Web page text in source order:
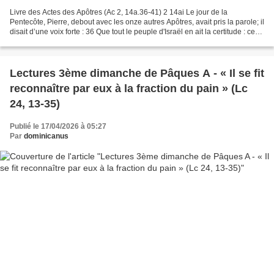
Livre des Actes des Apôtres (Ac 2, 14a.36-41) 2 14ai Le jour de la
Pentecôte, Pierre, debout avec les onze autres Apôtres, avait pris la parole; il
disait d’une voix forte : 36 Que tout le peuple d'Israël en ait la certitude : ce
Lectures 3ème dimanche de Pâques A - « Il se fit
reconnaître par eux à la fraction du pain » (Lc
24, 13-35)
Publié le 17/04/2026 à 05:27
Par dominicanus